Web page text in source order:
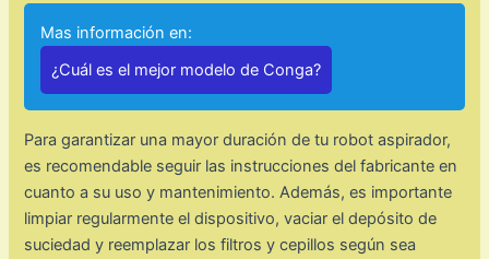
Mas información en:
¿Cuál es el mejor modelo de Conga?
Para garantizar una mayor duración de tu robot aspirador,
es recomendable seguir las instrucciones del fabricante en
cuanto a su uso y mantenimiento. Además, es importante
limpiar regularmente el dispositivo, vaciar el depósito de
suciedad y reemplazar los filtros y cepillos según sea